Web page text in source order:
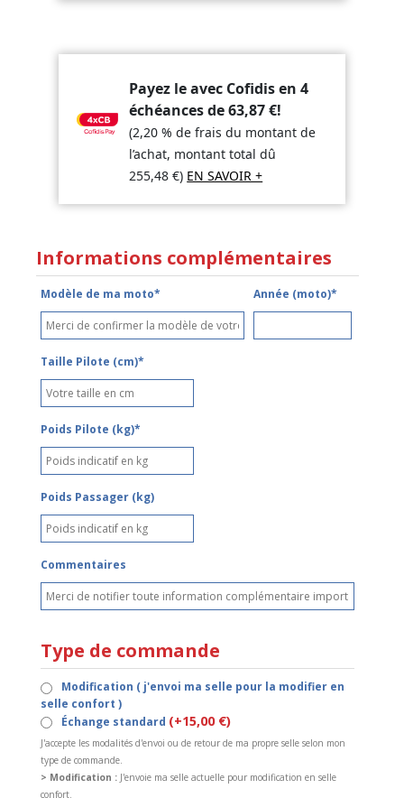
Payez le avec Cofidis en 4
échéances de63,87€!
(2,20 % de frais du montant de
l’achat, montant total dû
255,48€) EN SAVOIR +
Informations complémentaires
Modèle de ma moto* Année (moto)*
Taille Pilote (cm)*
Poids Pilote (kg)*
Poids Passager (kg)
Commentaires
Type de commande
Modification ( j'envoi ma selle pour la modifier en
selle confort )
Échange standard (+15,00 €)
J'accepte les modalités d'envoi ou de retour de ma propre selle selon mon
type de commande.
> Modification : J'envoie ma selle actuelle pour modification en selle
confort.